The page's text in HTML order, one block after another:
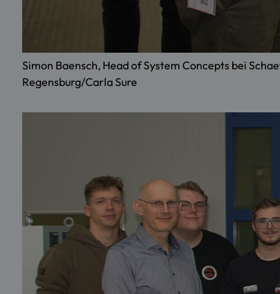
Simon Baensch, Head of System Concepts bei
Regensburg/Carla Sure